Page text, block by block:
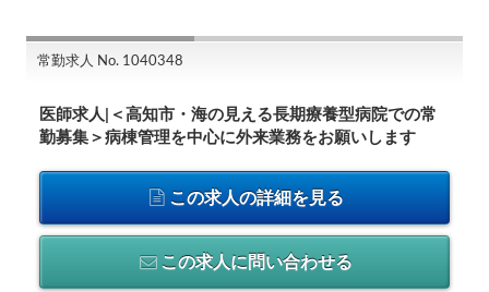
常勤求人 No. 1040348
医師求人|＜高知市・海の見える長期療養型病院での常
勤募集＞病棟管理を中心に外来業務をお願いします
この求人の詳細を見る
この求人に問い合わせる